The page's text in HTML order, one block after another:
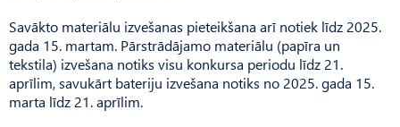
Savākto materiālu izvešanas pieteikšana arī notiek līdz 2025.
gada 15. martam. Pārstrādājamo materiālu (papīra un
tekstila) izvešana notiks visu konkursa periodu līdz 21.
aprīlim, savukārt bateriju izvešana notiks no 2025. gada 15.
marta līdz 21. aprīlim.